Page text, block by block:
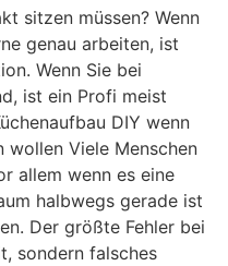
sitzen müssen? Wenn
genau arbeiten, ist
Wenn Sie bei
ist ein Profi meist
DIY wenn
wollen Viele Menschen
allem wenn es eine
halbwegs gerade ist
Der größte Fehler bei
sondern falsches